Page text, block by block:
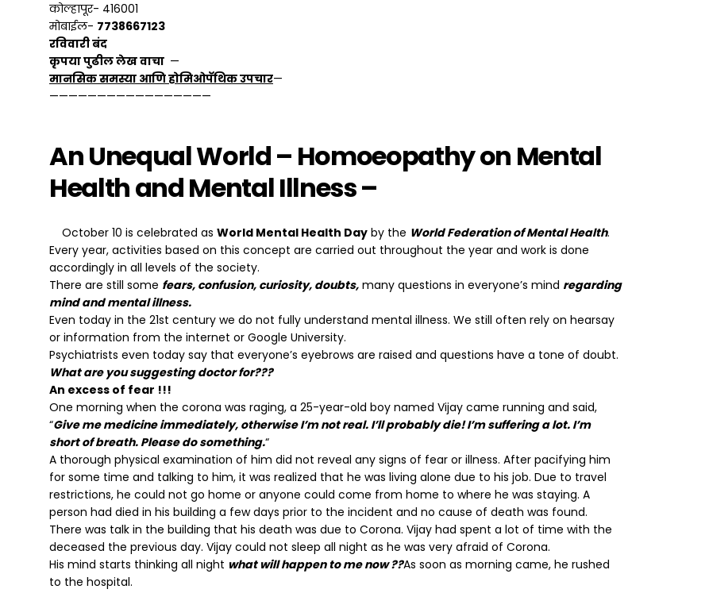
कोल्हापूर- 416001
मोबाईल- 7738667123
रविवारी बंद
कृपया पुढील लेख वाचा —
मानसिक समस्या आणि होमिओपॅथिक उपचार—
—————————————————
An Unequal World – Homoeopathy on Mental
Health and Mental Illness –
October 10 is celebrated as World Mental Health Day by the World Federation of Mental Health.
Every year, activities based on this concept are carried out throughout the year and work is done
accordingly in all levels of the society.
There are still some fears, confusion, curiosity, doubts, many questions in everyone’s mind regarding
mind and mental illness.
Even today in the 21st century we do not fully understand mental illness. We still often rely on hearsay
or information from the internet or Google University.
Psychiatrists even today say that everyone’s eyebrows are raised and questions have a tone of doubt.
What are you suggesting doctor for???
An excess of fear !!!
One morning when the corona was raging, a 25-year-old boy named Vijay came running and said,
“Give me medicine immediately, otherwise I’m not real. I’ll probably die! I’m suffering a lot. I’m
short of breath. Please do something.“
A thorough physical examination of him did not reveal any signs of fear or illness. After pacifying him
for some time and talking to him, it was realized that he was living alone due to his job. Due to travel
restrictions, he could not go home or anyone could come from home to where he was staying. A
person had died in his building a few days prior to the incident and no cause of death was found.
There was talk in the building that his death was due to Corona. Vijay had spent a lot of time with the
deceased the previous day. Vijay could not sleep all night as he was very afraid of Corona.
His mind starts thinking all night what will happen to me now ??As soon as morning came, he rushed
to the hospital.